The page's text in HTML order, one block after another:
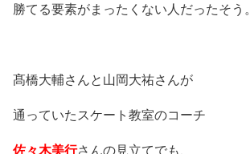
勝てる要素がまったくない人だったそう。
髙橋大輔さんと山岡大祐さんが
通っていたスケート教室のコーチ
佐々木美行さんの見立てでも、